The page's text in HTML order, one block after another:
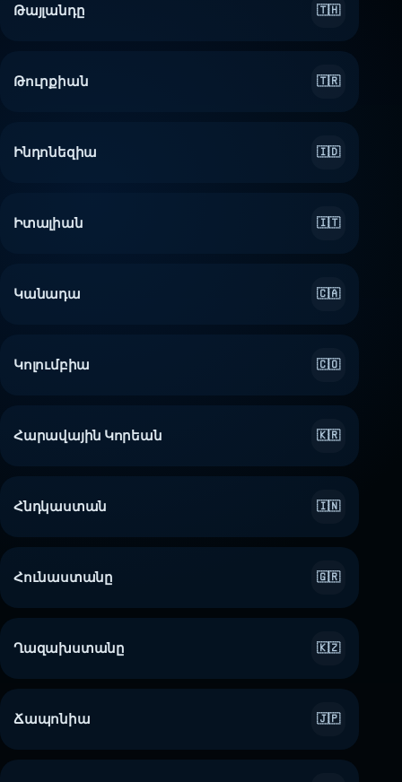
Թայլանդը 🇹🇭
Թուրքիան 🇹🇷
Ինդոնեզիա 🇮🇩
Իտալիան 🇮🇹
Կանադա 🇨🇦
Կոլումբիա 🇨🇴
Հարավային Կորեան 🇰🇷
Հնդկաստան 🇮🇳
Հունաստանը 🇬🇷
Ղազախստանը 🇰🇿
Ճապոնիա 🇯🇵